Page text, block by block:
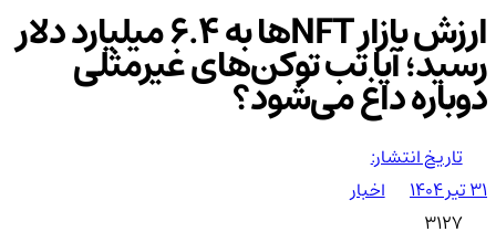
ارزش بازار NFTها به ۶.۴ میلیارد دلار
رسید؛ آیا تب توکن‌های غیرمثلی
دوباره داغ می‌شود؟
تاریخ انتشار:
۳۱ تیر ۱۴۰۴
اخبار
3127